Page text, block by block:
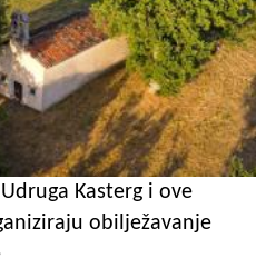
Kasterg i ove
obilježavanje